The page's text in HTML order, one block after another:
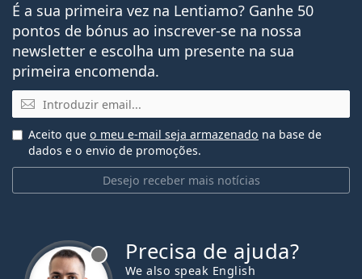
É a sua primeira vez na Lentiamo? Ganhe 50
pontos de bónus ao inscrever-se na nossa
newsletter e escolha um presente na sua
primeira encomenda.
Email
Desejo receber mais notícias
Aceito que o meu e-mail seja armazenado na base de
dados e o envio de promoções.
Precisa de ajuda?
We also speak English